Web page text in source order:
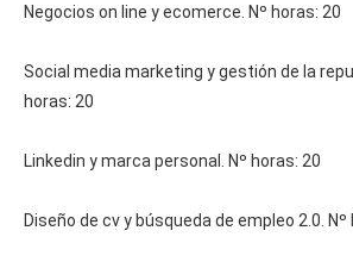
Negocios on line y ecomerce. Nº horas: 20
Social media marketing y gestión de la
horas: 20
Linkedin y marca personal. Nº horas: 20
Diseño de cv y búsqueda de empleo 2.0. Nº